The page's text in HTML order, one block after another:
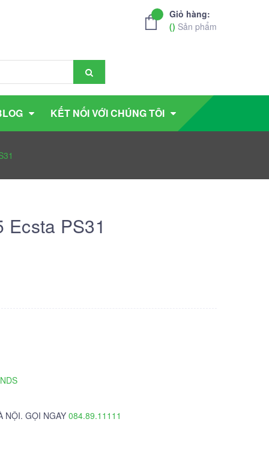
Giỏ hàng:
() Sản phẩm
KẾT NỐI VỚI CHÚNG TÔI
PS31
NỘI. GỌI NGAY 084.89.11111